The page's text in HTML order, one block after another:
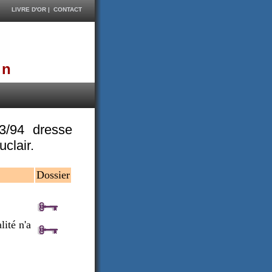
LIVRE D'OR | CONTACT
94 dresse
Dossier
n'a